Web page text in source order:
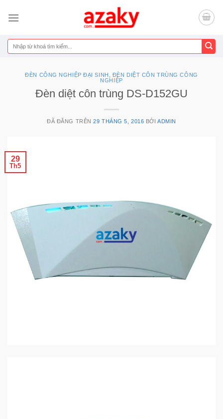
đến
dung
Tìm
kiếm:
ĐÈN CÔNG NGHIỆP ĐẠI SINH
ĐÈN DIỆT CÔN TRÙNG CÔNG
NGHIỆP
Đèn diệt côn trùng DS-D152GU
ĐÃ ĐĂNG TRÊN29 THÁNG 5, 2016 BỞIADMIN
29
Th5